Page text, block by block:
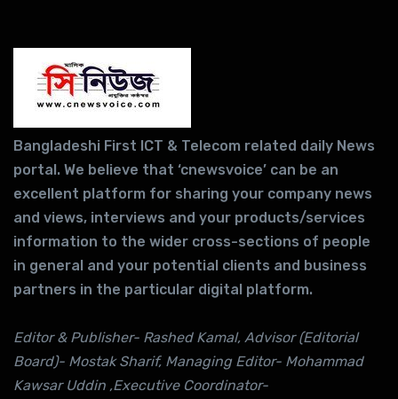
Bangladeshi First ICT & Telecom related daily News
portal. We believe that ‘cnewsvoice’ can be an
excellent platform for sharing your company news
and views, interviews and your products/services
information to the wider cross-sections of people
in general and your potential clients and business
partners in the particular digital platform.
Editor & Publisher- Rashed Kamal, Advisor (Editorial
Board)- Mostak Sharif, Managing Editor- Mohammad
Kawsar Uddin ,Executive Coordinator-